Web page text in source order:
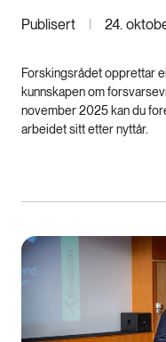
Forskingsrådet opprettar
kunnskapen om
november 2025 kan du
arbeidet sitt etter nyttår.
Publisert 24.